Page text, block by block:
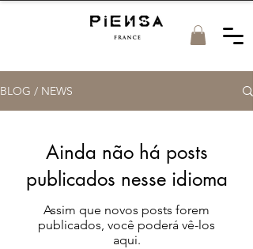
BLOG / NEWS
Ainda não há posts
publicados nesse idioma
Assim que novos posts forem
publicados, você poderá vê-los
aqui.